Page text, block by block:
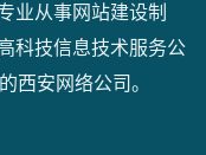
业从事网站建设制
科技信息技术服务公
西安网络公司。